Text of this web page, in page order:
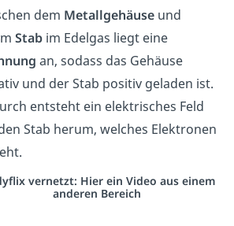
dem Metallgehäuse und
Stab im Edelgas liegt eine
an, sodass das Gehäuse
und der Stab positiv geladen ist.
entsteht ein elektrisches Feld
Stab herum, welches Elektronen
vernetzt: Hier ein Video aus einem
anderen Bereich